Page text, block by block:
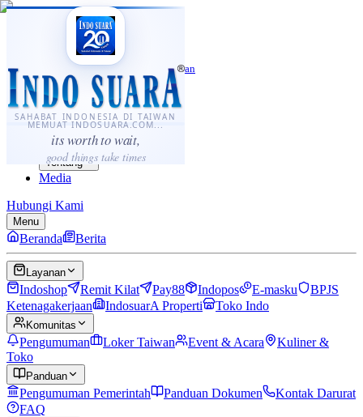
SAHABAT INDONESIA DI TAIWAN
MEMUAT INDOSUARA.COM...
its worth to wait,
good things take times
·...
⌘K
Sahabat Indonesia di Taiwan
Berita
Layanan
Komunitas
Panduan
Tentang
Media
Hubungi Kami
Menu
Beranda Berita
Layanan
Indoshop Remit Kilat Pay88 Indopos E-masku
BPJS
Ketenagakerjaan
IndosuarA Properti Toko Indo
Komunitas
Pengumuman Loker Taiwan Event & Acara
Kuliner &
Toko
Panduan
Pengumuman Pemerintah Panduan Dokumen
Kontak Darurat
FAQ